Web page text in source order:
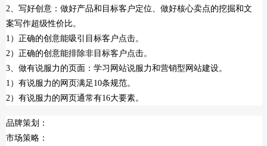
2、写好创意：做好产品和目标客户定位、做好核心卖点的挖掘和文
案写作超级性价比。
1）正确的创意能吸引目标客户点击。
2）正确的创意能排除非目标客户点击。
3、做有说服力的页面：学习网站说服力和营销型网站建设。
1）有说服力的网页满足10条规范。
2）有说服力的网页通常有16大要素。
品牌策划：
市场策略：